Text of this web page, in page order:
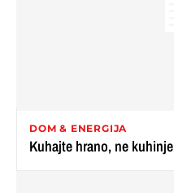
DOM & ENERGIJA
Kuhajte hrano, ne kuhinje